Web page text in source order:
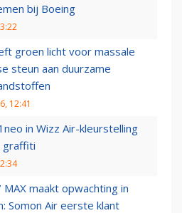
bij Boeing
groen licht voor massale
steun aan duurzame
12:41
in Wizz Air-kleurstelling
graffiti
maakt opwachting in
Somon Air eerste klant